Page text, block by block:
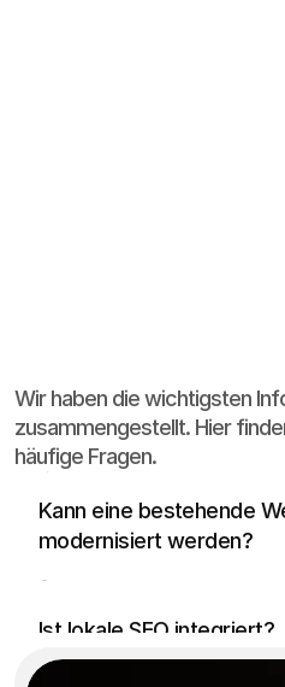
Wir haben die wichtigsten
zusammengestellt. Hier
häufige Fragen.
Kann eine bestehende
modernisiert werden?
Ja, häufig reicht eine
Überarbeitung statt
Neustarts.
Ist lokale SEO integriert?
Optimierung mitgedacht
Je nach Umfang dauert